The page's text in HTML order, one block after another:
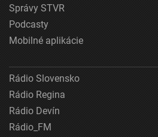
Správy STVR
Podcasty
Mobilné aplikácie
Rádio Slovensko
Rádio Regina
Rádio Devín
Rádio_FM